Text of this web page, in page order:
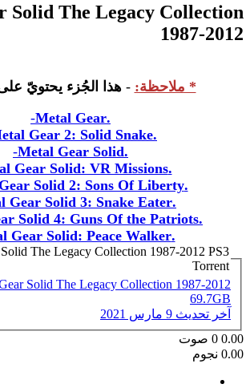
Solid The Legacy Collection
1987-2012
* ملاحظة: - هذا الجُزء يحتويّ على 8
.Metal Gear
-
.Metal Gear 2: Solid Snake
.Metal Gear Solid
-
.Metal Gear Solid: VR Missions
.Metal Gear Solid 2: Sons Of Liberty
.Metal Gear Solid 3: Snake Eater
.Metal Gear Solid 4: Guns Of the Patriots
.Metal Gear Solid: Peace Walker
The Legacy Collection 1987-2012 PS3
Torrent
Solid The Legacy Collection 1987-2012
69.7GB
آخر تحديث 9 مارس 2021
0.00
0 صوت
0.00 نجوم